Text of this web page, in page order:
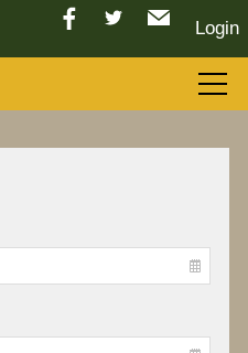
Login
Aktuelles